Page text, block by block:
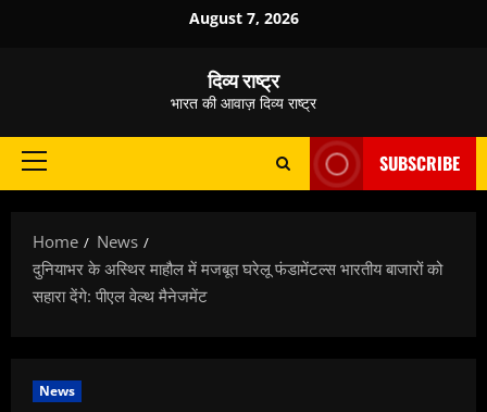
August 7, 2026
दिव्य राष्ट्र
भारत की आवाज़ दिव्य राष्ट्र
Primary
SUBSCRIBE
Home
News
दुनियाभर के अस्थिर माहौल में मजबूत घरेलू फंडामेंटल्‍स भारतीय बाजारों को
सहारा देंगे: पीएल वेल्‍थ मैनेजमेंट
News